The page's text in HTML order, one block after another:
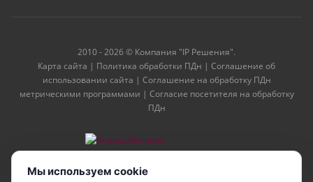
2010 - 2026 © Компания "IP Решения".
Карта сайта | Политика обработки ПДн | Соглашение об
использовании сайта | Соглашение на обработку ПДн
метрическими программами | Согласие посетителя на обработку
ПДн
Мы используем cookie